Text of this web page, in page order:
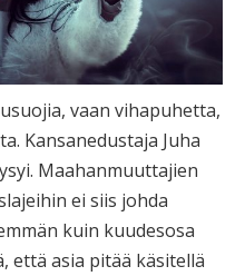
vaan vihapuhetta,
Kansanedustaja Juha
Maahanmuuttajien
ei siis johda
kuin kuudesosa
että asia pitää käsitellä